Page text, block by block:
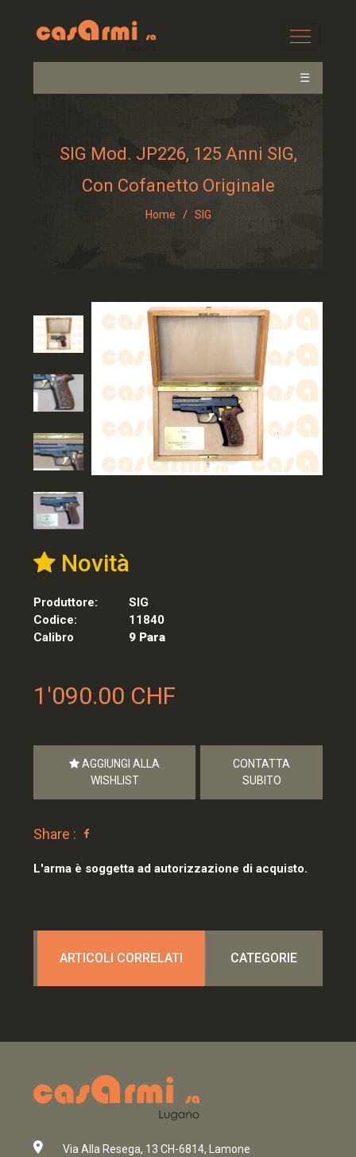
☰
SIG Mod. JP226, 125 Anni SIG,
Con Cofanetto Originale
Home / SIG
Novità
Produttore:
SIG
Codice:
11840
Calibro
9 Para
1'090.00 CHF
AGGIUNGI ALLA
WISHLIST
CONTATTA
SUBITO
Share :
L'arma è soggetta ad autorizzazione di acquisto.
ARTICOLI CORRELATI CATEGORIE
Via Alla Resega, 13 CH-6814, Lamone